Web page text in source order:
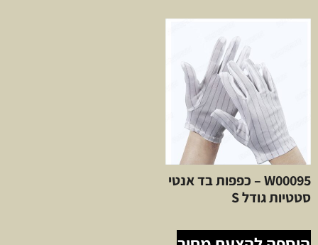
W00095 – כפפות בד אנטי
סטטיות גודל S